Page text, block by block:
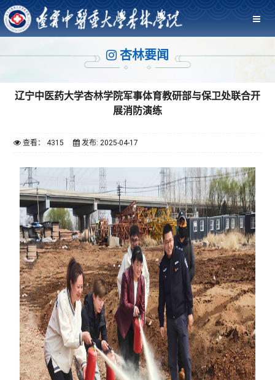
杏林要闻
辽宁中医药大学杏林学院军事体育教研部与保卫处联合开
展消防演练
查看： 4315 发布: 2025-04-17